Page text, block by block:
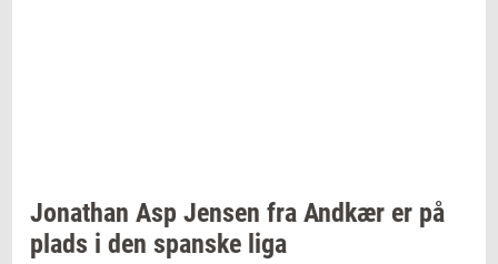
Jo­nat­han Asp Jen­sen fra And­kær er på
plads i den span­ske liga